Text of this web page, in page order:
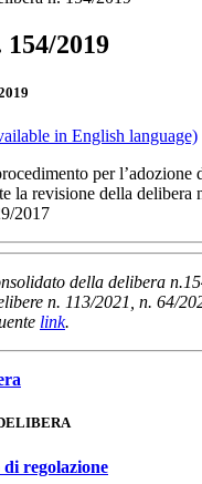
2019
in English language)
per l’adozione
la revisione della delibera
2017
della delibera
n. 113/2021, n. 64/
link.
regolazione